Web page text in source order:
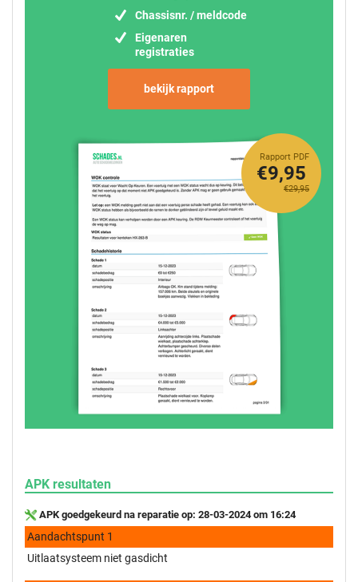
Chassisnr. / meldcode
Eigenaren
registraties
bekijk rapport
Rapport PDF
€29,95
€9,95
APK resultaten
APK goedgekeurd na reparatie op: 28-03-2024 om 16:24
Aandachtspunt 1
Uitlaatsysteem niet gasdicht